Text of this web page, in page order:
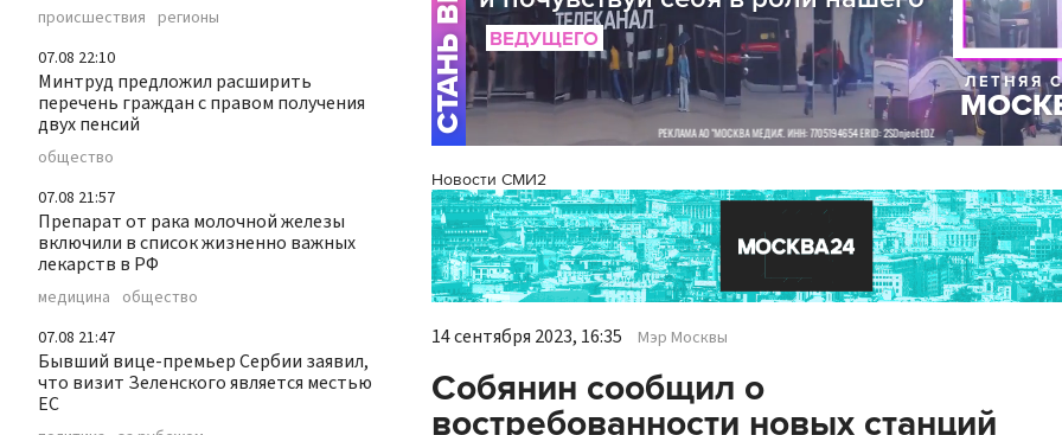
происшествия регионы
07.08 22:10
Минтруд предложил расширить
перечень граждан с правом получения
двух пенсий
общество
07.08 21:57
Препарат от рака молочной железы
включили в список жизненно важных
лекарств в РФ
медицина общество
07.08 21:47
Бывший вице-премьер Сербии заявил,
что визит Зеленского является местью
ЕС
Новости СМИ2
14 сентября 2023, 16:35 Мэр Москвы
Собянин сообщил о
востребованности новых станций